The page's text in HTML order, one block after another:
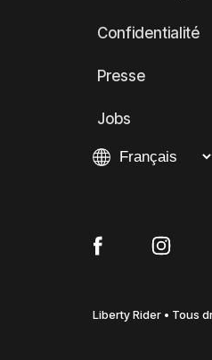
Confidentialité
Presse
Jobs
Liberty Rider • Tous